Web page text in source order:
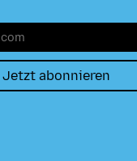
Jetzt abonnieren